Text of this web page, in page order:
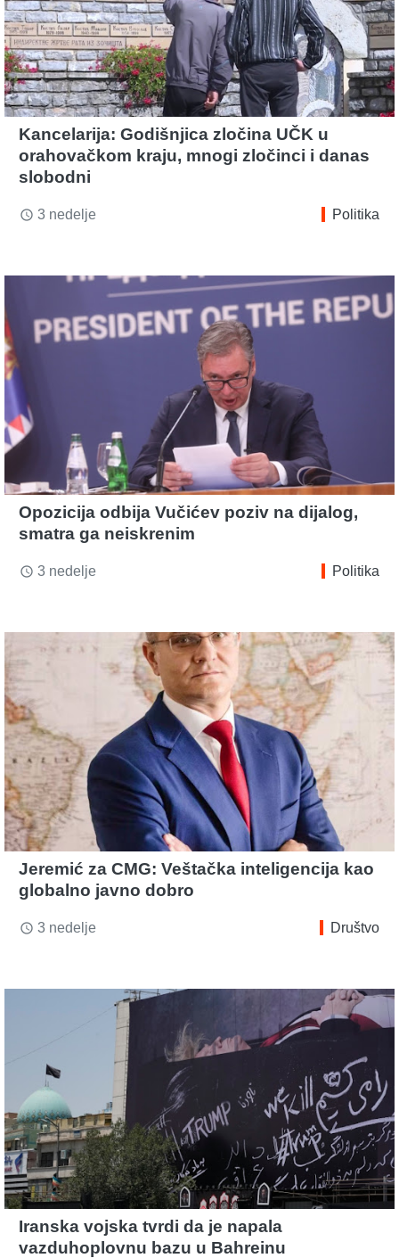
Kancelarija: Godišnjica zločina UČK u
orahovačkom kraju, mnogi zločinci i danas
slobodni
access_time 3 nedelje Politika
Opozicija odbija Vučićev poziv na dijalog,
smatra ga neiskrenim
access_time 3 nedelje Politika
Jeremić za CMG: Veštačka inteligencija kao
globalno javno dobro
access_time 3 nedelje Društvo
Iranska vojska tvrdi da je napala
vazduhoplovnu bazu u Bahreinu